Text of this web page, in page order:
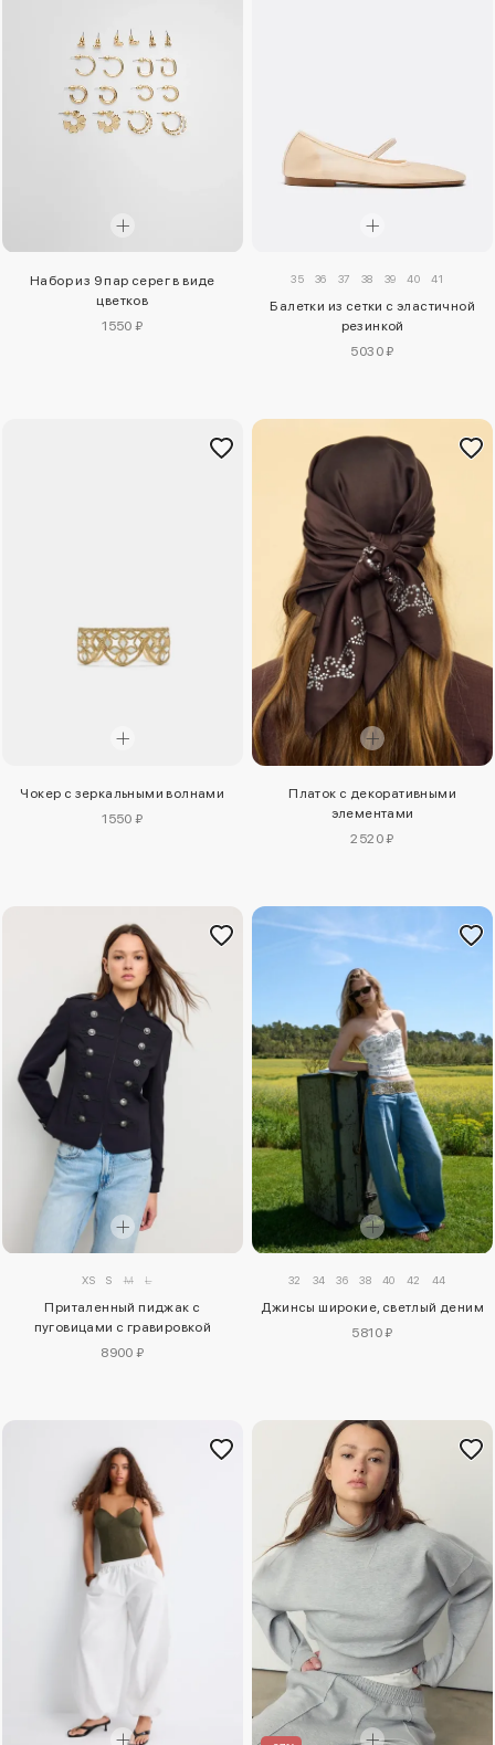
Набор из 9 пар серег в виде
цветков
1550 ₽
35 36 37 38 39 40 41
Балетки из сетки с эластичной
резинкой
5030 ₽
Чокер с зеркальными волнами
1550 ₽
Платок с декоративными
элементами
2520 ₽
XS S M L
Приталенный пиджак с
пуговицами с гравировкой
8900 ₽
32 34 36 38 40 42 44
Джинсы широкие, светлый деним
5810 ₽